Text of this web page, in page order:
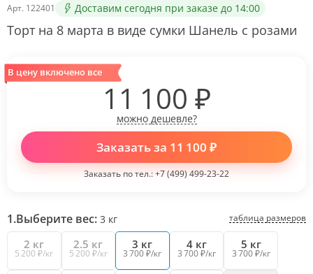
Арт. 122401 Доставим сегодня при заказе до 14:00
Торт на 8 марта в виде сумки Шанель с розами
1.Выберите вес: 3 кг таблица размеров
2 кг
5 200 ₽/кг
2.5 кг
5 200 ₽/кг
3 кг
3 700 ₽/кг
4 кг
3 700 ₽/кг
5 кг
3 700 ₽/кг
В цену включено все
11 100 ₽
можно дешевле?
Заказать за 11 100 ₽
Заказать по тел.:+7 (499) 499-23-22